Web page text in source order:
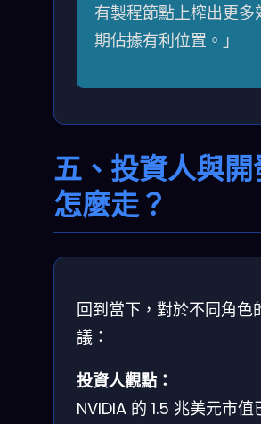
有製程節點上榨出更
期佔據有利位置。」
五、投資人與
怎麼走？
回到當下，對於不同角色
議：
投資人觀點：
NVIDIA 的 1.5 兆美元市